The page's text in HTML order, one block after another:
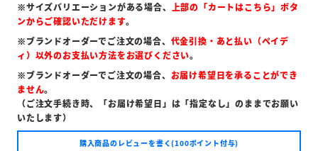
※サイズバリエーションがある場合、 上部の「カートはこちら」ボタ
ンからご確認いただけます。
※ブランドオーダーでご注文の場合、 代金引換・あと払い（ペイデ
ィ）以外のお支払い方法をお選びください。
※ブランドオーダーでご注文の場合、 お届け希望日を承ることができ
ません。
（ご注文手続き時、「お届け希望日」は「指定なし」のままでお願い
いたします）
購入商品のレビューを書く(100ポイント付与)